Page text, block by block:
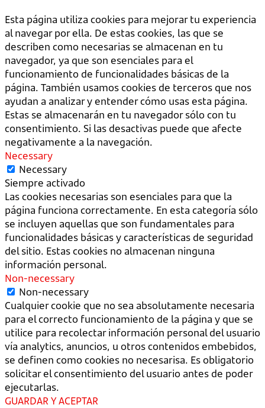
Esta página utiliza cookies para mejorar tu experiencia
al navegar por ella. De estas cookies, las que se
describen como necesarias se almacenan en tu
navegador, ya que son esenciales para el
funcionamiento de funcionalidades básicas de la
página. También usamos cookies de terceros que nos
ayudan a analizar y entender cómo usas esta página.
Estas se almacenarán en tu navegador sólo con tu
consentimiento. Si las desactivas puede que afecte
negativamente a la navegación.
Necessary
Necessary
Siempre activado
Las cookies necesarias son esenciales para que la
página funciona correctamente. En esta categoría sólo
se incluyen aquellas que son fundamentales para
funcionalidades básicas y características de seguridad
del sitio. Estas cookies no almacenan ninguna
información personal.
Non-necessary
Non-necessary
Cualquier cookie que no sea absolutamente necesaria
para el correcto funcionamiento de la página y que se
utilice para recolectar información personal del usuario
vía analytics, anuncios, u otros contenidos embebidos,
se definen como cookies no necesarisa. Es obligatorio
solicitar el consentimiento del usuario antes de poder
ejecutarlas.
GUARDAR Y ACEPTAR